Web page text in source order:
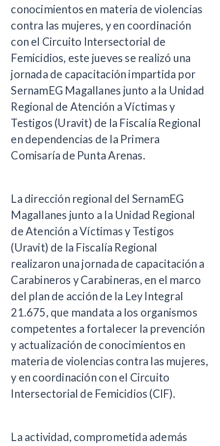
conocimientos en materia de violencias
contra las mujeres, y en coordinación
con el Circuito Intersectorial de
Femicidios, este jueves se realizó una
jornada de capacitación impartida por
SernamEG Magallanes junto a la Unidad
Regional de Atención a Víctimas y
Testigos (Uravit) de la Fiscalía Regional
en dependencias de la Primera
Comisaría de Punta Arenas.
La dirección regional del SernamEG
Magallanes junto a la Unidad Regional
de Atención a Víctimas y Testigos
(Uravit) de la Fiscalía Regional
realizaron una jornada de capacitación a
Carabineros y Carabineras, en el marco
del plan de acción de la Ley Integral
21.675, que mandata a los organismos
competentes a fortalecer la prevención
y actualización de conocimientos en
materia de violencias contra las mujeres,
y en coordinación con el Circuito
Intersectorial de Femicidios (CIF).
La actividad, comprometida además